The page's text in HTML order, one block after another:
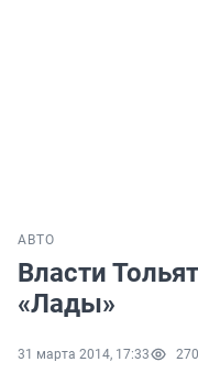
АВТО
Власти
«Лады»
31 марта 2014, 17:33 270